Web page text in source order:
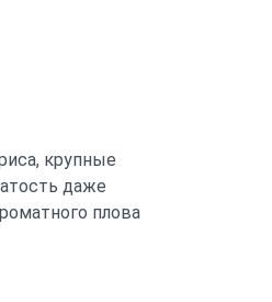
крупные
даже
плова